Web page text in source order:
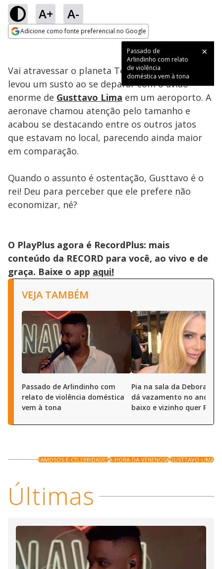
A+ A-
Adicione como fonte preferencial no Google
Ativar
96.90%
Vai atravessar o planeta Terra?João Gomes
levou um susto ao se deparar com o avião
enorme de Gusttavo Lima em um aeroporto. A
aeronave chamou atenção pelo tamanho e
acabou se destacando entre os outros jatos
que estavam no local, parecendo ainda maior
em comparação.
Quando o assunto é ostentação, Gusttavo é o
rei! Deu para perceber que ele prefere não
economizar, né?
O PlayPlus agora é RecordPlus: mais
conteúdo da RECORD para você, ao vivo e de
graça. Baixe o app aqui!
VEJA TAMBÉM
Passado de Arlindinho com
relato de violência doméstica
vem à tona
Pia na sala da Deborah
dá vazamento no andar
baixo e vizinho quer R$
FAMOSOS-E-CELEBRIDADESA-HORA-DA-VENENOSAGUSTTAVO-LIMA
Últimas